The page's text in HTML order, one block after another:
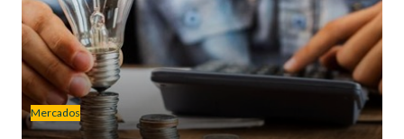
Mercados